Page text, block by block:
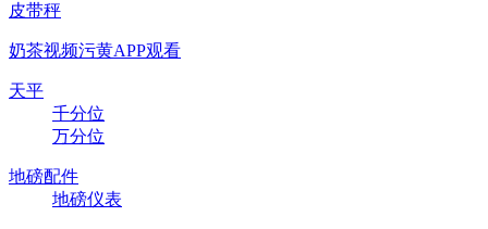
皮带秤
奶茶视频污黄APP观看
天平
千分位
万分位
地磅配件
地磅仪表